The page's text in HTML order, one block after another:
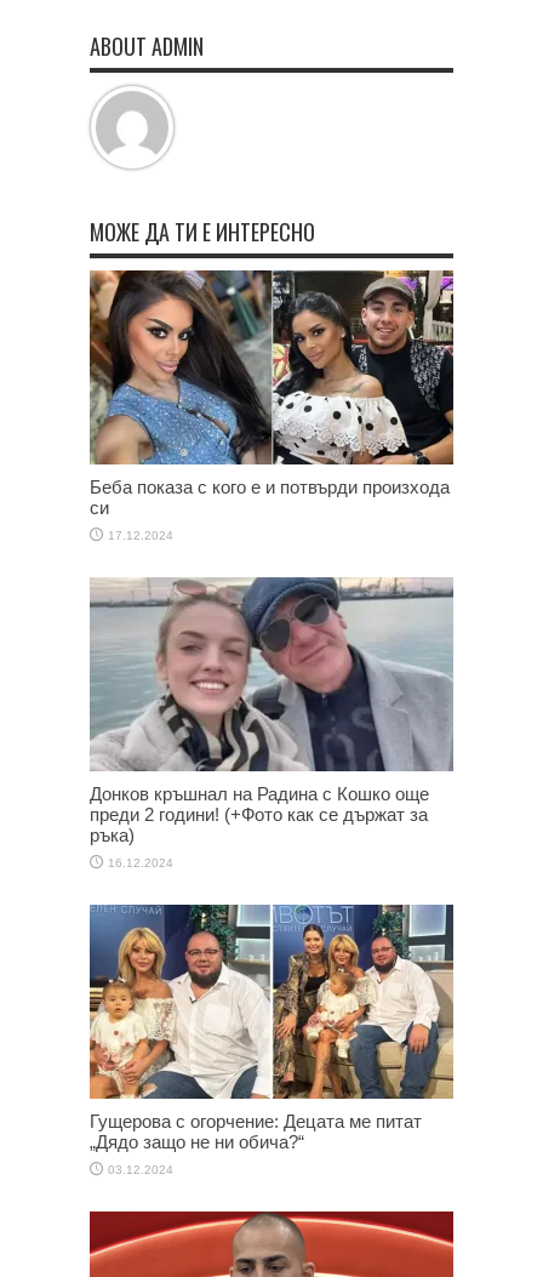
ABOUT ADMIN
МОЖЕ ДА ТИ Е ИНТЕРЕСНО
Беба показа с кого е и потвърди произхода
си
17.12.2024
Донков кръшнал на Радина с Кошко още
преди 2 години! (+Фото как се държат за
ръка)
16.12.2024
Гущерова с огорчение: Децата ме питат
„Дядо защо не ни обича?“
03.12.2024